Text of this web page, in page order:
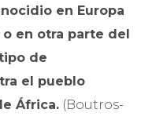
en Europa
en otra parte del
de
el pueblo
África. (Boutros-